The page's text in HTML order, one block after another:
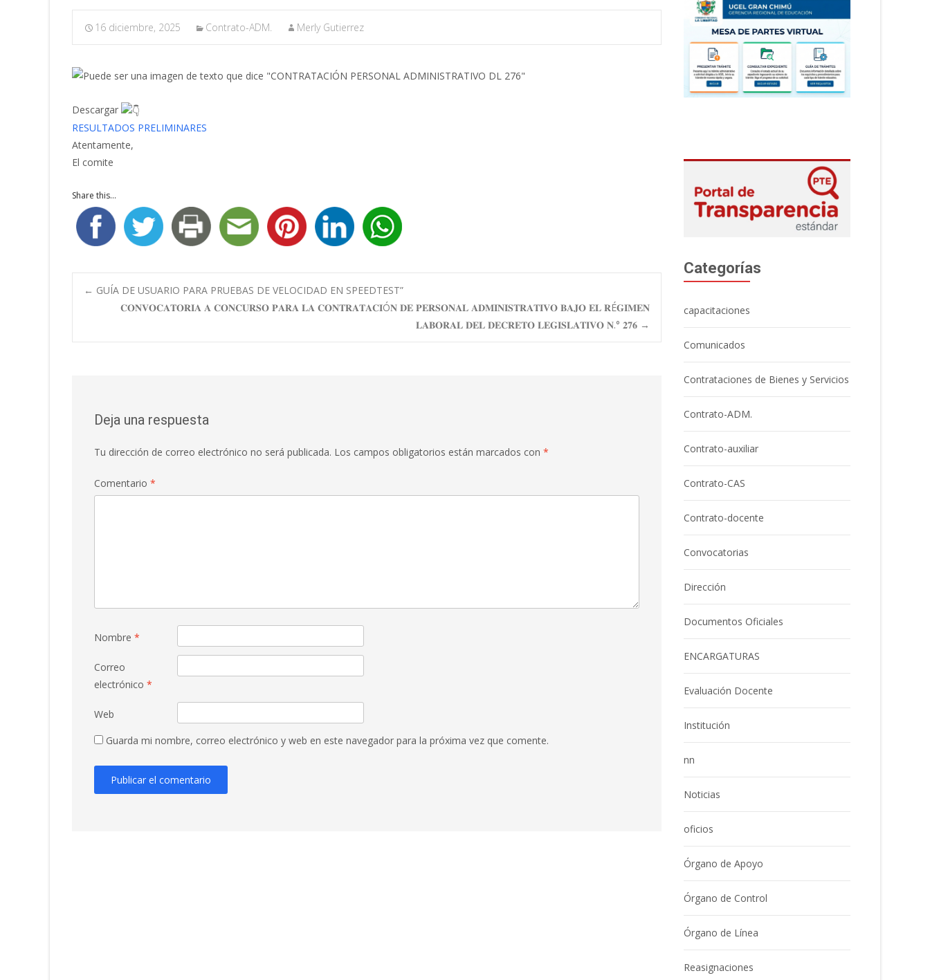
16 diciembre, 2025 Contrato-ADM. Merly Gutierrez
Descargar
RESULTADOS PRELIMINARES
Atentamente,
El comite
Share this...
Navegación
de
← GUÍA DE USUARIO PARA PRUEBAS DE VELOCIDAD EN SPEEDTEST”
𝐂𝐎𝐍𝐕𝐎𝐂𝐀𝐓𝐎𝐑𝐈𝐀 𝐀 𝐂𝐎𝐍𝐂𝐔𝐑𝐒𝐎 𝐏𝐀𝐑𝐀 𝐋𝐀 𝐂𝐎𝐍𝐓𝐑𝐀𝐓𝐀𝐂𝐈Ó𝐍 𝐃𝐄 𝐏𝐄𝐑𝐒𝐎𝐍𝐀𝐋 𝐀𝐃𝐌𝐈𝐍𝐈𝐒𝐓𝐑𝐀𝐓𝐈𝐕𝐎 𝐁𝐀𝐉𝐎 𝐄𝐋 𝐑É𝐆𝐈𝐌𝐄𝐍
𝐋𝐀𝐁𝐎𝐑𝐀𝐋 𝐃𝐄𝐋 𝐃𝐄𝐂𝐑𝐄𝐓𝐎 𝐋𝐄𝐆𝐈𝐒𝐋𝐀𝐓𝐈𝐕𝐎 𝐍.° 𝟐𝟕𝟔 →
Deja una respuesta
Tu dirección de correo electrónico no será publicada. Los campos obligatorios están marcados con *
Comentario *
Nombre *
Correo
electrónico *
Web
Guarda mi nombre, correo electrónico y web en este navegador para la próxima vez que comente.
Categorías
capacitaciones
Comunicados
Contrataciones de Bienes y Servicios
Contrato-ADM.
Contrato-auxiliar
Contrato-CAS
Contrato-docente
Convocatorias
Dirección
Documentos Oficiales
ENCARGATURAS
Evaluación Docente
Institución
nn
Noticias
oficios
Órgano de Apoyo
Órgano de Control
Órgano de Línea
Reasignaciones